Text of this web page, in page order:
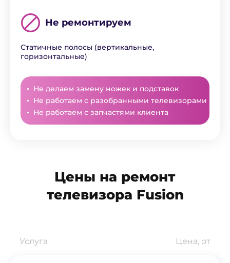
Не ремонтируем
Статичные полосы (вертикальные,
горизонтальные)
Не делаем замену ножек и подставок
Не работаем с разобранными телевизорами
Не работаем с запчастями клиента
Цены на ремонт
телевизора Fusion
Услуга Цена, от